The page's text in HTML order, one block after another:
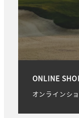
ONLINE
オンラインシ